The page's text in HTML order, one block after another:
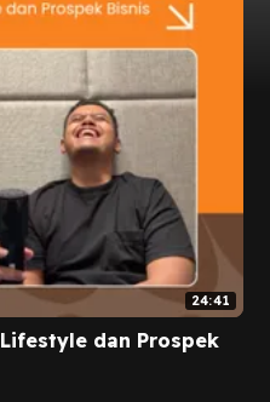
24:41
dan Prospek